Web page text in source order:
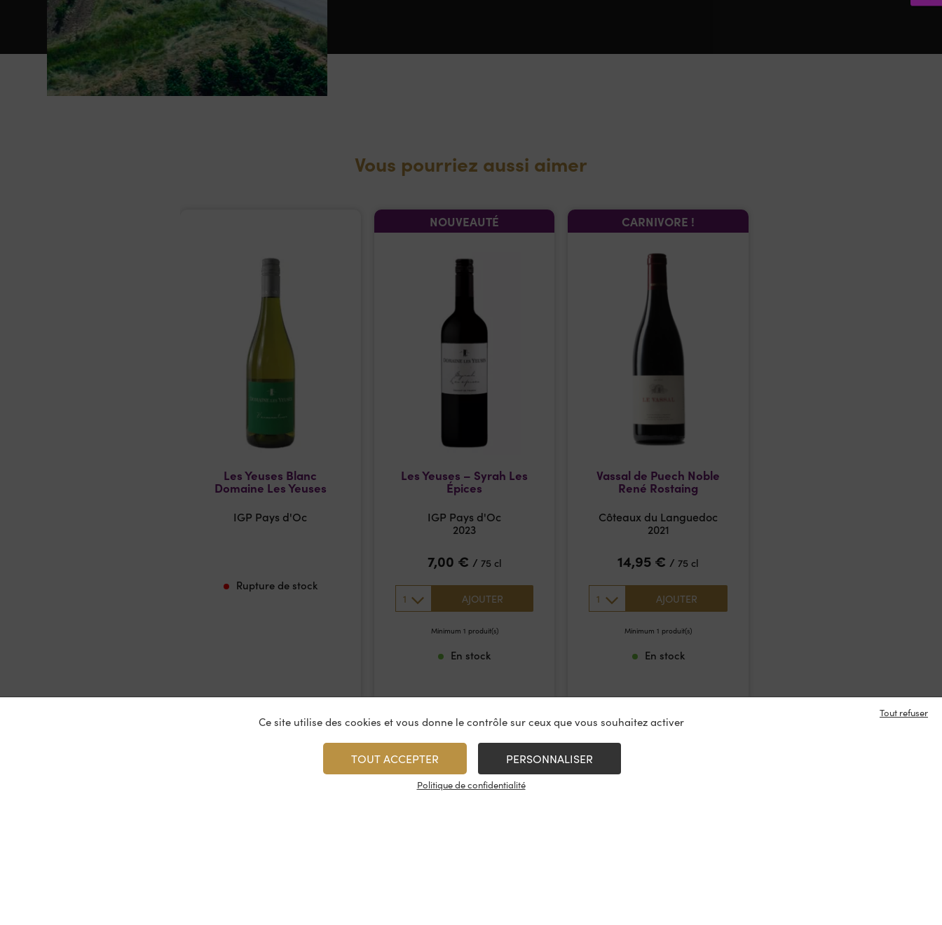
Vous pourriez aussi aimer
Les Yeuses Blanc
Domaine Les Yeuses
IGP Pays d'Oc
Rupture de stock
NOUVEAUTÉ
Les Yeuses – Syrah Les
Épices
IGP Pays d'Oc
2023
7,00 € / 75 cl
1 AJOUTER
Minimum 1 produit(s)
En stock
CARNIVORE !
Vassal de Puech Noble
René Rostaing
Côteaux du Languedoc
2021
14,95 € / 75 cl
1 AJOUTER
Minimum 1 produit(s)
En stock
Ce site utilise des cookies et vous donne le contrôle sur ceux que vous souhaitez activer
TOUT ACCEPTER
Tout refuser
PERSONNALISER
Politique de confidentialité